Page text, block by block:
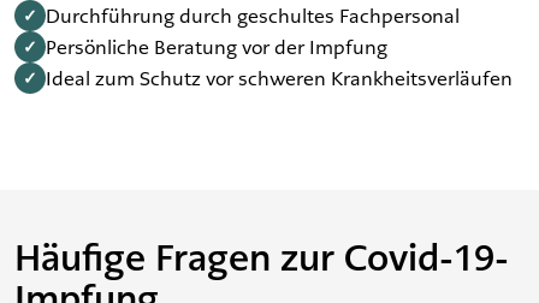
✓ Durchführung durch geschultes Fachpersonal
✓ Persönliche Beratung vor der Impfung
✓ Ideal zum Schutz vor schweren Krankheitsverläufen
Häufige Fragen zur Covid-19-